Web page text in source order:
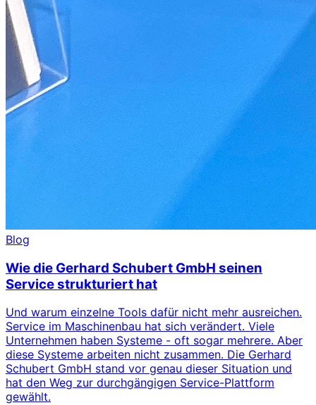
Blog
Wie die Gerhard Schubert GmbH seinen
Service strukturiert hat
Und warum einzelne Tools dafür nicht mehr ausreichen.
Service im Maschinenbau hat sich verändert. Viele
Unternehmen haben Systeme - oft sogar mehrere. Aber
diese Systeme arbeiten nicht zusammen. Die Gerhard
Schubert GmbH stand vor genau dieser Situation und
hat den Weg zur durchgängigen Service-Plattform
gewählt.